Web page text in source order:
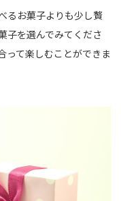
るお菓子よりも少し贅
子を選んでみてくださ
って楽しむことができま